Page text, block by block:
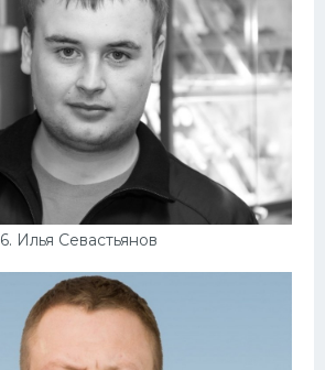
6. Илья Севастьянов